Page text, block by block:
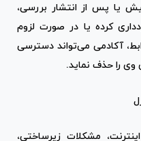
یا پس از انتشار بررسی،
کرده یا در صورت لزوم
آکادمی می‌تواند دسترسی
وی را حذف نماید.
مشکلات زیرساختی،